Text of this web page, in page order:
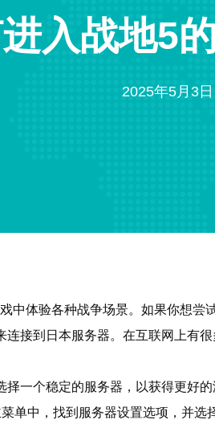
入战地5
2025年5月3日
体验各种战争场景。如果你想尝
接到日本服务器。在互联网上有
一个稳定的服务器，以获得更好的
中，找到服务器设置选项，并选择